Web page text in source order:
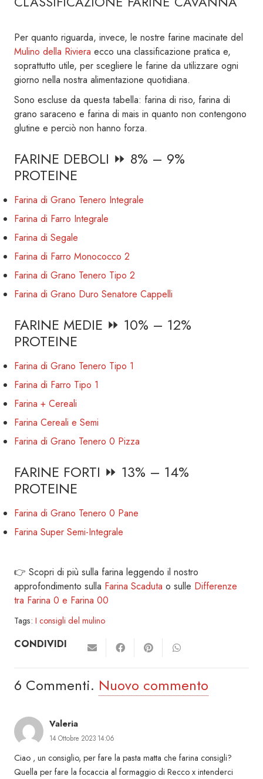
Per quanto riguarda, invece, le nostre farine macinate del
Mulino della Riviera ecco una classificazione pratica e,
soprattutto utile, per scegliere le farine da utilizzare ogni
giorno nella nostra alimentazione quotidiana.
Sono escluse da questa tabella: farina di riso, farina di
grano saraceno e farina di mais in quanto non contengono
glutine e perciò non hanno forza.
FARINE DEBOLI ⏩ 8% – 9%
PROTEINE
Farina di Grano Tenero Integrale
Farina di Farro Integrale
Farina di Segale
Farina di Farro Monococco 2
Farina di Grano Tenero Tipo 2
Farina di Grano Duro Senatore Cappelli
FARINE MEDIE ⏩ 10% – 12%
PROTEINE
Farina di Grano Tenero Tipo 1
Farina di Farro Tipo 1
Farina + Cereali
Farina Cereali e Semi
Farina di Grano Tenero 0 Pizza
FARINE FORTI ⏩ 13% – 14%
PROTEINE
Farina di Grano Tenero 0 Pane
Farina Super Semi-Integrale
👉 Scopri di più sulla farina leggendo il nostro
approfondimento sulla Farina Scaduta o sulle Differenze
tra Farina 0 e Farina 00
Tags: I consigli del mulino
CONDIVIDI
6 Commenti. Nuovo commento
Valeria
14 Ottobre 2023 14:06
Ciao , un consiglio, per fare la pasta matta che farina consigli?
Quella per fare la focaccia al formaggio di Recco x intenderci